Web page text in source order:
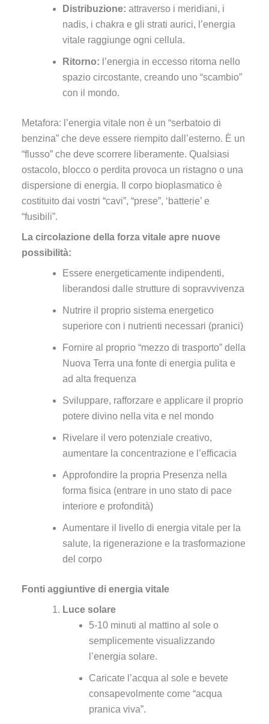
Distribuzione: attraverso i meridiani, i
nadis, i chakra e gli strati aurici, l’energia
vitale raggiunge ogni cellula.
Ritorno: l’energia in eccesso ritorna nello
spazio circostante, creando uno “scambio”
con il mondo.
Metafora: l’energia vitale non è un “serbatoio di
benzina” che deve essere riempito dall’esterno. È un
“flusso” che deve scorrere liberamente. Qualsiasi
ostacolo, blocco o perdita provoca un ristagno o una
dispersione di energia. Il corpo bioplasmatico è
costituito dai vostri “cavi”, “prese”, ‘batterie’ e
“fusibili”.
La circolazione della forza vitale apre nuove
possibilità:
Essere energeticamente indipendenti,
liberandosi dalle strutture di sopravvivenza
Nutrire il proprio sistema energetico
superiore con i nutrienti necessari (pranici)
Fornire al proprio “mezzo di trasporto” della
Nuova Terra una fonte di energia pulita e
ad alta frequenza
Sviluppare, rafforzare e applicare il proprio
potere divino nella vita e nel mondo
Rivelare il vero potenziale creativo,
aumentare la concentrazione e l’efficacia
Approfondire la propria Presenza nella
forma fisica (entrare in uno stato di pace
interiore e profondità)
Aumentare il livello di energia vitale per la
salute, la rigenerazione e la trasformazione
del corpo
Fonti aggiuntive di energia vitale
Luce solare
5-10 minuti al mattino al sole o
semplicemente visualizzando
l’energia solare.
Caricate l’acqua al sole e bevete
consapevolmente come “acqua
pranica viva”.